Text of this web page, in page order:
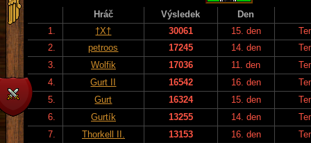
Hráč Výsledek
Den
1.
†X† 30061 15. den
2.
petroos 17245 14. den
3.
Wolfik 17036 11. den
4.
Gurt II 16542 16. den
5.
Gurt 16324 15. den
6.
Gurtík 13255 14. den
7.
Thorkell II. 13153 16. den